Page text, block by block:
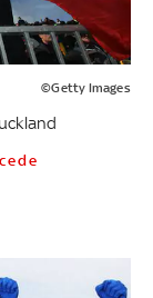
©Getty Images